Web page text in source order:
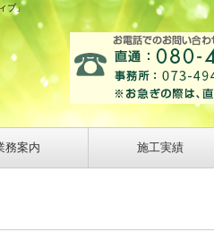
ブ」
務案内 施工実績